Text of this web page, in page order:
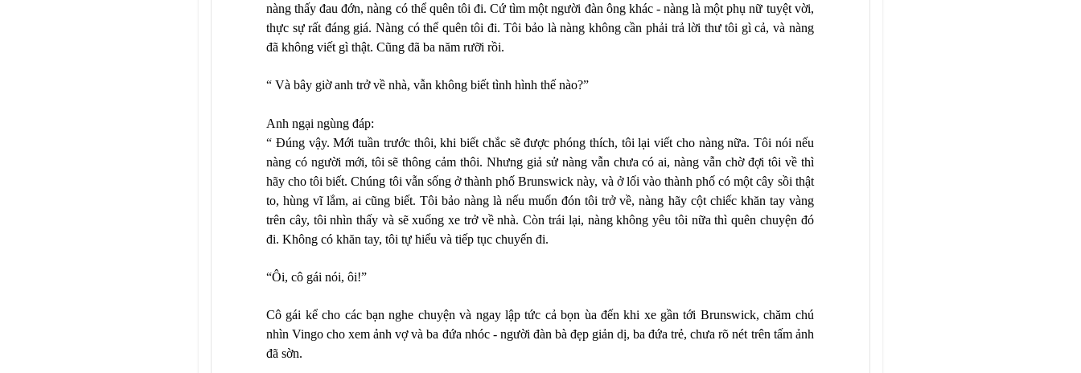
nàng thấy đau đớn, nàng có thể quên tôi đi. Cứ tìm một người đàn ông khác - nàng là một phụ nữ tuyệt vời,
thực sự rất đáng giá. Nàng có thể quên tôi đi. Tôi bảo là nàng không cần phải trả lời thư tôi gì cả, và nàng
đã không viết gì thật. Cũng đã ba năm rưỡi rồi.
“ Và bây giờ anh trở về nhà, vẫn không biết tình hình thế nào?”
Anh ngại ngùng đáp:
“ Đúng vậy. Mới tuần trước thôi, khi biết chắc sẽ được phóng thích, tôi lại viết cho nàng nữa. Tôi nói nếu
nàng có người mới, tôi sẽ thông cảm thôi. Nhưng giả sử nàng vẫn chưa có ai, nàng vẫn chờ đợi tôi về thì
hãy cho tôi biết. Chúng tôi vẫn sống ở thành phố Brunswick này, và ở lối vào thành phố có một cây sồi thật
to, hùng vĩ lắm, ai cũng biết. Tôi bảo nàng là nếu muốn đón tôi trở về, nàng hãy cột chiếc khăn tay vàng
trên cây, tôi nhìn thấy và sẽ xuống xe trở về nhà. Còn trái lại, nàng không yêu tôi nữa thì quên chuyện đó
đi. Không có khăn tay, tôi tự hiểu và tiếp tục chuyến đi.
“Ôi, cô gái nói, ôi!”
Cô gái kể cho các bạn nghe chuyện và ngay lập tức cả bọn ùa đến khi xe gần tới Brunswick, chăm chú
nhìn Vingo cho xem ảnh vợ và ba đứa nhóc - người đàn bà đẹp giản dị, ba đứa trẻ, chưa rõ nét trên tấm ảnh
đã sờn.